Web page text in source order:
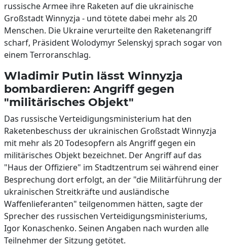
russische Armee ihre Raketen auf die ukrainische
Großstadt Winnyzja - und tötete dabei mehr als 20
Menschen. Die Ukraine verurteilte den Raketenangriff
scharf, Präsident Wolodymyr Selenskyj sprach sogar von
einem Terroranschlag.
Wladimir Putin lässt Winnyzja
bombardieren: Angriff gegen
"militärisches Objekt"
Das russische Verteidigungsministerium hat den
Raketenbeschuss der ukrainischen Großstadt Winnyzja
mit mehr als 20 Todesopfern als Angriff gegen ein
militärisches Objekt bezeichnet. Der Angriff auf das
"Haus der Offiziere" im Stadtzentrum sei während einer
Besprechung dort erfolgt, an der "die Militärführung der
ukrainischen Streitkräfte und ausländische
Waffenlieferanten" teilgenommen hätten, sagte der
Sprecher des russischen Verteidigungsministeriums,
Igor Konaschenko. Seinen Angaben nach wurden alle
Teilnehmer der Sitzung getötet.